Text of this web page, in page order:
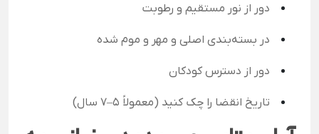
دور از نور مستقیم و رطوبت
در بسته‌بندی اصلی و مهر و موم شده
دور از دسترس کودکان
تاریخ انقضا را چک کنید (معمولاً ۵–۷ سال)